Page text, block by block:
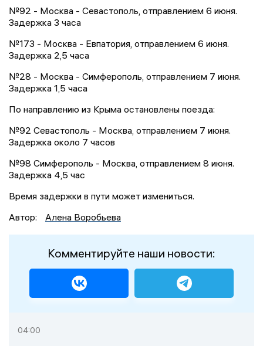
№92 - Москва - Севастополь, отправлением 6 июня.
Задержка 3 часа
№173 - Москва - Евпатория, отправлением 6 июня.
Задержка 2,5 часа
№28 - Москва - Симферополь, отправлением 7 июня.
Задержка 1,5 часа
По направлению из Крыма остановлены поезда:
№92 Севастополь - Москва, отправлением 7 июня.
Задержка около 7 часов
№98 Симферополь - Москва, отправлением 8 июня.
Задержка 4,5 час
Время задержки в пути может измениться.
Автор:
Алена Воробьева
Комментируйте наши новости:
04:00